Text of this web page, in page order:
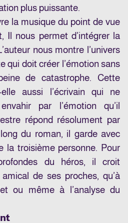
plus puissante.
la musique du point de vue
Il nous permet d’intégrer la
nous montre l’univers
qui doit créer l’émotion sans
de catastrophe. Cette
elle aussi l’écrivain qui ne
par l’émotion qu’il
répond résolument par
du roman, il garde avec
la troisième personne. Pour
du héros, il croit
de ses proches, qu’à
ou même à l’analyse du